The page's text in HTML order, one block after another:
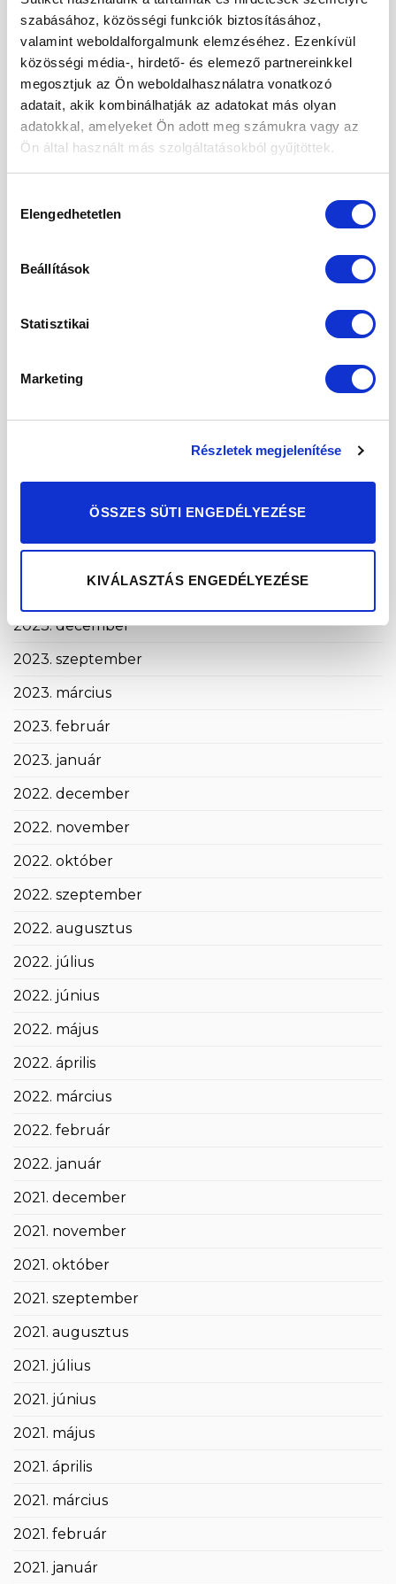
szabásához, közösségi funkciók biztosításához,
valamint weboldalforgalmunk elemzéséhez. Ezenkívül
közösségi média-, hirdető- és elemező partnereinkkel
megosztjuk az Ön weboldalhasználatra vonatkozó
adatait, akik kombinálhatják az adatokat más olyan
adatokkal, amelyeket Ön adott meg számukra vagy az
Ön által használt más szolgáltatásokból gyűjtöttek.
kiválasztása
Elengedhetetlen
Beállítások
Statisztikai
Marketing
Részletek megjelenítése
ÖSSZES SÜTI ENGEDÉLYEZÉSE
KIVÁLASZTÁS ENGEDÉLYEZÉSE
2026. január
2025. december
2025. november
2025. október
2025. szeptember
2025. május
2025. február
2024. november
2024. október
2023. december
2023. szeptember
2023. március
2023. február
2023. január
2022. december
2022. november
2022. október
2022. szeptember
2022. augusztus
2022. július
2022. június
2022. május
2022. április
2022. március
2022. február
2022. január
2021. december
2021. november
2021. október
2021. szeptember
2021. augusztus
2021. július
2021. június
2021. május
2021. április
2021. március
2021. február
2021. január